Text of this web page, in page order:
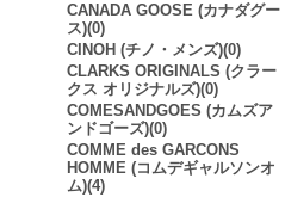
CANADA GOOSE (カナダグー
ス)(0)
CINOH (チノ・メンズ)(0)
CLARKS ORIGINALS (クラー
クス オリジナルズ)(0)
COMESANDGOES (カムズア
ンドゴーズ)(0)
COMME des GARCONS
HOMME (コムデギャルソンオ
ム)(4)